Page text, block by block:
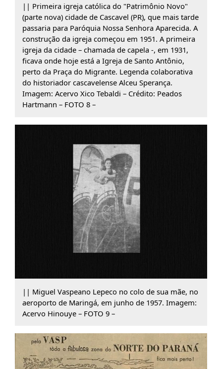
|| Primeira igreja católica do "Patrimônio Novo"
(parte nova) cidade de Cascavel (PR), que mais tarde
passaria para Paróquia Nossa Senhora Aparecida. A
construção da igreja começou em 1951. A primeira
igreja da cidade – chamada de capela -, em 1931,
ficava onde hoje está a Igreja de Santo Antônio,
perto da Praça do Migrante. Legenda colaborativa
do historiador cascavelense Alceu Sperança.
Imagem: Acervo Xico Tebaldi – Crédito: Peados
Hartmann – FOTO 8 –
|| Miguel Vaspeano Lepeco no colo de sua mãe, no
aeroporto de Maringá, em junho de 1957. Imagem:
Acervo Hinouye – FOTO 9 –